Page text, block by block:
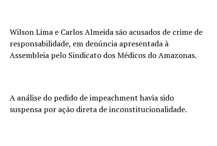
Wilson Lima e Carlos Almeida são acusados de crime de
responsabilidade, em denúncia apresentada à
Assembleia pelo Sindicato dos Médicos do Amazonas.
A análise do pedido de impeachment havia sido
suspensa por ação direta de inconstitucionalidade.